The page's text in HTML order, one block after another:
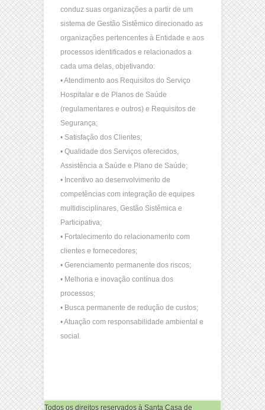
conduz suas organizações a partir de um
sistema de Gestão Sistêmico direcionado as
organizações pertencentes à Entidade e aos
processos identificados e relacionados a
cada uma delas, objetivando:
• Atendimento aos Requisitos do Serviço
Hospitalar e de Planos de Saúde
(regulamentares e outros) e Requisitos de
Segurança;
• Satisfação dos Clientes;
• Qualidade dos Serviços oferecidos,
Assistência a Saúde e Plano de Saúde;
• Incentivo ao desenvolvimento de
competências com integração de equipes
multidisciplinares, Gestão Sistêmica e
Participativa;
• Fortalecimento do relacionamento com
clientes e fornecedores;
• Gerenciamento permanente dos riscos;
• Melhoria e inovação contínua dos
processos;
• Busca permanente de redução de custos;
• Atuação com responsabilidade ambiental e
social.
Todos os direitos reservados à Santa Casa de